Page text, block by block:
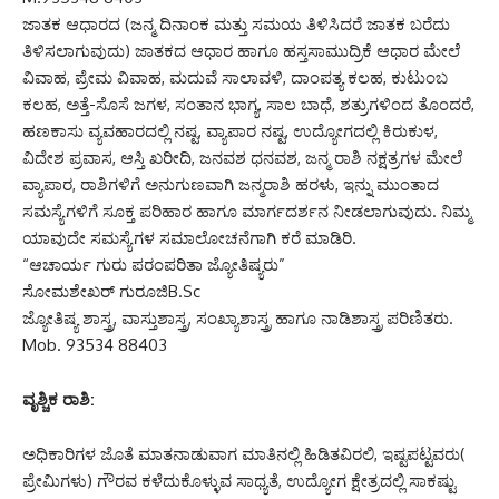
ಜಾತಕ ಆಧಾರದ (ಜನ್ಮ ದಿನಾಂಕ ಮತ್ತು ಸಮಯ ತಿಳಿಸಿದರೆ ಜಾತಕ ಬರೆದು
ತಿಳಿಸಲಾಗುವುದು) ಜಾತಕದ ಆಧಾರ ಹಾಗೂ ಹಸ್ತಸಾಮುದ್ರಿಕೆ ಆಧಾರ ಮೇಲೆ
ವಿವಾಹ, ಪ್ರೇಮ ವಿವಾಹ, ಮದುವೆ ಸಾಲಾವಳಿ, ದಾಂಪತ್ಯ ಕಲಹ, ಕುಟುಂಬ
ಕಲಹ, ಅತ್ತೆ-ಸೊಸೆ ಜಗಳ, ಸಂತಾನ ಭಾಗ್ಯ, ಸಾಲ ಬಾಧೆ, ಶತ್ರುಗಳಿಂದ ತೊಂದರೆ,
ಹಣಕಾಸು ವ್ಯವಹಾರದಲ್ಲಿ ನಷ್ಟ, ವ್ಯಾಪಾರ ನಷ್ಟ, ಉದ್ಯೋಗದಲ್ಲಿ ಕಿರುಕುಳ,
ವಿದೇಶ ಪ್ರವಾಸ, ಆಸ್ತಿ ಖರೀದಿ, ಜನವಶ ಧನವಶ, ಜನ್ಮ ರಾಶಿ ನಕ್ಷತ್ರಗಳ ಮೇಲೆ
ವ್ಯಾಪಾರ, ರಾಶಿಗಳಿಗೆ ಅನುಗುಣವಾಗಿ ಜನ್ಮರಾಶಿ ಹರಳು, ಇನ್ನು ಮುಂತಾದ
ಸಮಸ್ಯೆಗಳಿಗೆ ಸೂಕ್ತ ಪರಿಹಾರ ಹಾಗೂ ಮಾರ್ಗದರ್ಶನ ನೀಡಲಾಗುವುದು. ನಿಮ್ಮ
ಯಾವುದೇ ಸಮಸ್ಯೆಗಳ ಸಮಾಲೋಚನೆಗಾಗಿ ಕರೆ ಮಾಡಿರಿ.
“ಆಚಾರ್ಯ ಗುರು ಪರಂಪರಿತಾ ಜ್ಯೋತಿಷ್ಯರು”
ಸೋಮಶೇಖರ್ ಗುರೂಜಿB.Sc
ಜ್ಯೋತಿಷ್ಯ ಶಾಸ್ತ್ರ, ವಾಸ್ತುಶಾಸ್ತ್ರ, ಸಂಖ್ಯಾಶಾಸ್ತ್ರ ಹಾಗೂ ನಾಡಿಶಾಸ್ತ್ರ ಪರಿಣಿತರು.
Mob. 93534 88403
ವೃಶ್ಚಿಕ ರಾಶಿ:
ಅಧಿಕಾರಿಗಳ ಜೊತೆ ಮಾತನಾಡುವಾಗ ಮಾತಿನಲ್ಲಿ ಹಿಡಿತವಿರಲಿ, ಇಷ್ಟಪಟ್ಟವರು(
ಪ್ರೇಮಿಗಳು) ಗೌರವ ಕಳೆದುಕೊಳ್ಳುವ ಸಾಧ್ಯತೆ, ಉದ್ಯೋಗ ಕ್ಷೇತ್ರದಲ್ಲಿ ಸಾಕಷ್ಟು